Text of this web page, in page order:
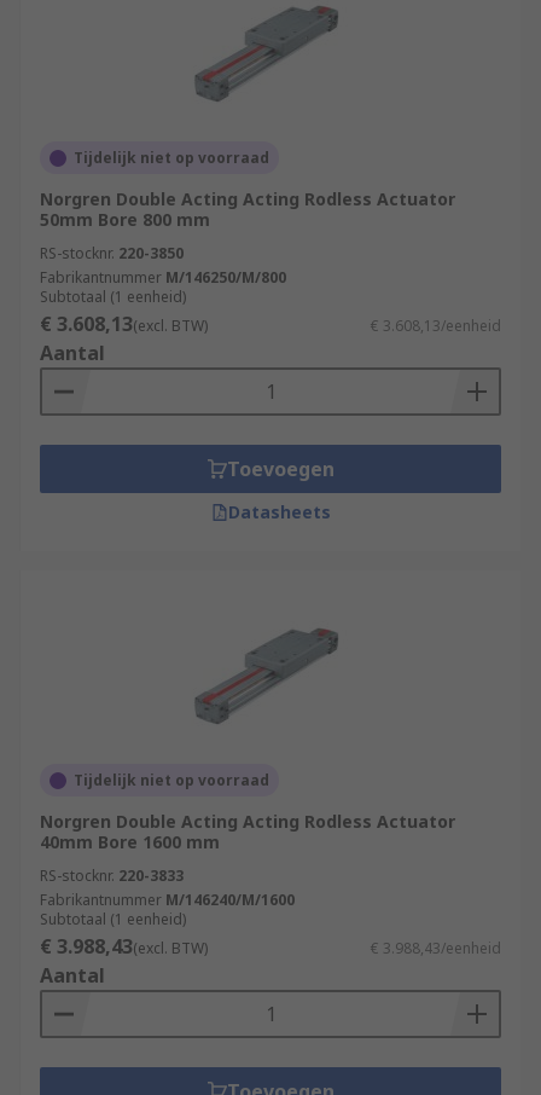
Tijdelijk niet op voorraad
Norgren Double Acting Acting Rodless Actuator
50mm Bore 800 mm
RS-stocknr. 220-3850
Fabrikantnummer M/146250/M/800
Subtotaal (1 eenheid)
€ 3.608,13(excl. BTW) € 3.608,13/eenheid
Aantal
Toevoegen
Datasheets
Tijdelijk niet op voorraad
Norgren Double Acting Acting Rodless Actuator
40mm Bore 1600 mm
RS-stocknr. 220-3833
Fabrikantnummer M/146240/M/1600
Subtotaal (1 eenheid)
€ 3.988,43(excl. BTW) € 3.988,43/eenheid
Aantal